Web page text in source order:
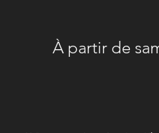
À partir de